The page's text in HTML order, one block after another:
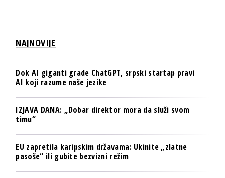
NAJNOVIJE
Dok AI giganti grade ChatGPT, srpski startap pravi
AI koji razume naše jezike
IZJAVA DANA: „Dobar direktor mora da služi svom
timu“
EU zapretila karipskim državama: Ukinite „zlatne
pasoše“ ili gubite bezvizni režim